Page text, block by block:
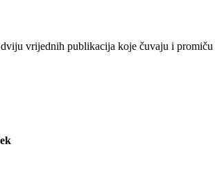
vrijednih publikacija koje čuvaju i